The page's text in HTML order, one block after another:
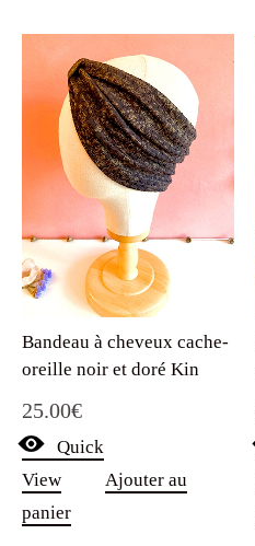
Bandeau à cheveux cache-
oreille noir et doré Kin
25.00€
Quick
View
Ajouter au
panier